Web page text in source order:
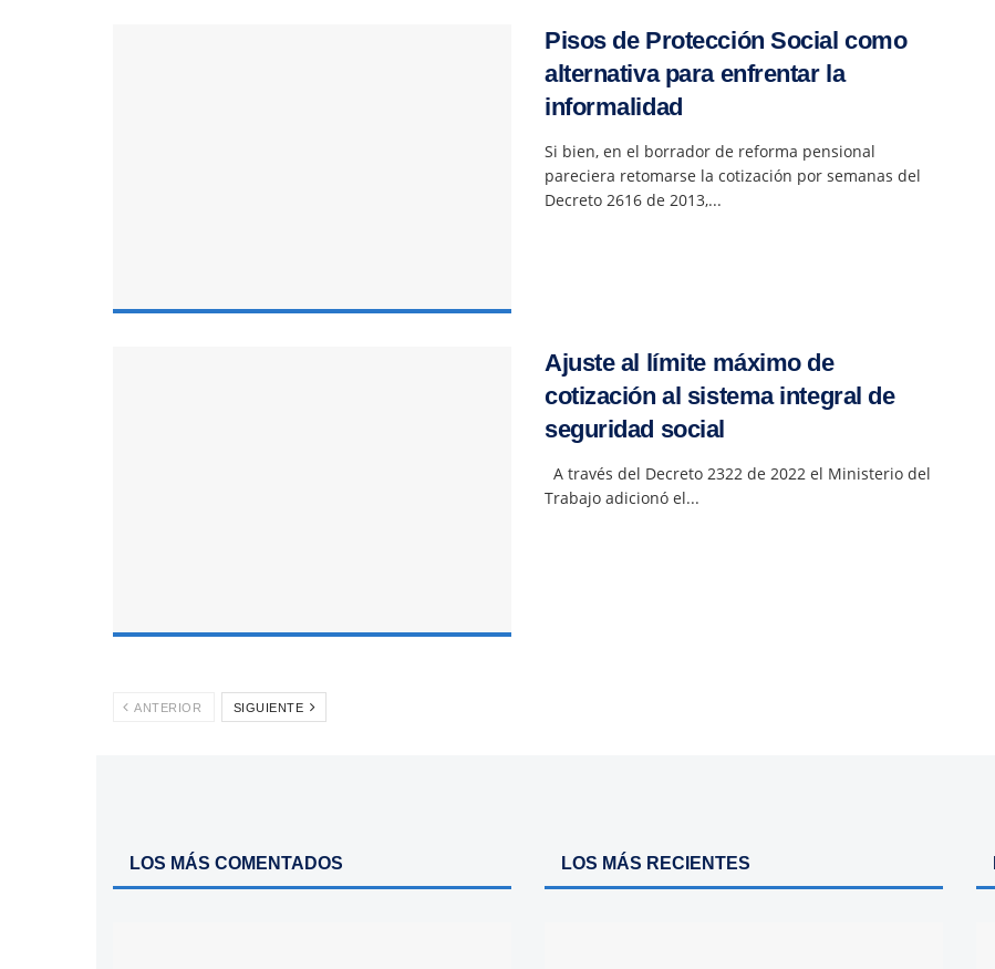
Pisos de Protección Social como
alternativa para enfrentar la
informalidad
Si bien, en el borrador de reforma pensional
pareciera retomarse la cotización por semanas del
Decreto 2616 de 2013,...
Ajuste al límite máximo de
cotización al sistema integral de
seguridad social
A través del Decreto 2322 de 2022 el Ministerio del
Trabajo adicionó el...
ANTERIOR SIGUIENTE
LOS MÁS COMENTADOS LOS MÁS RECIENTES